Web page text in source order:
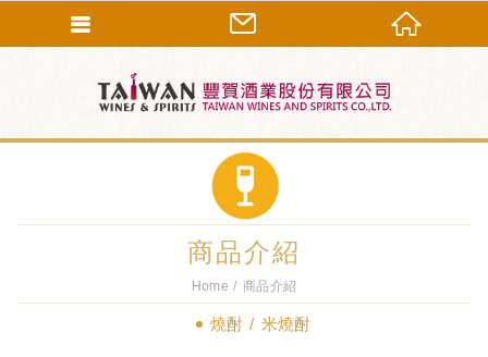
商品介紹
Home 商品介紹
燒酎 米燒酎